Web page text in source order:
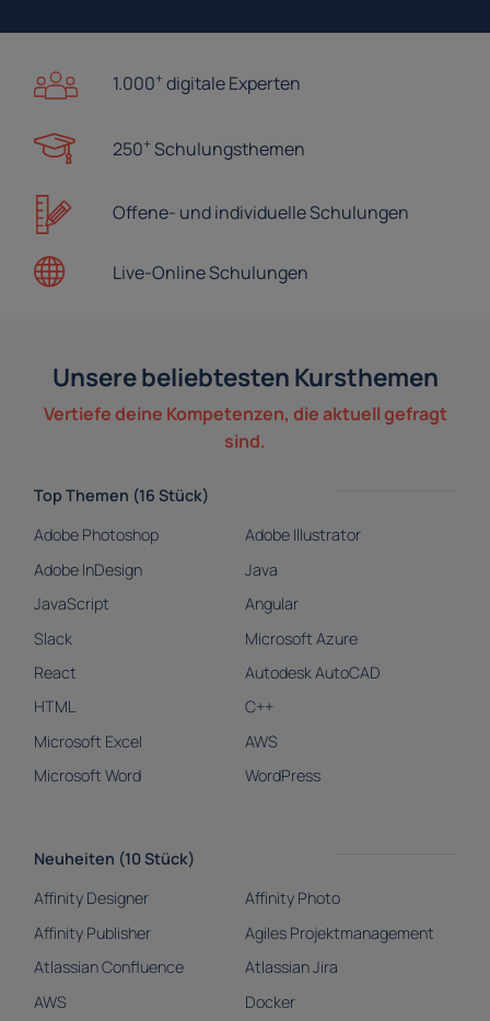
1.000+ digitale Experten
250+ Schulungsthemen
Offene- undindividuelle Schulungen
Live-OnlineSchulungen
Unsere beliebtesten Kursthemen
Vertiefe deine Kompetenzen, die aktuell gefragt
sind.
Top Themen (16 Stück)
Adobe Photoshop
Adobe Illustrator
Adobe InDesign
Java
JavaScript
Angular
Slack
Microsoft Azure
React
Autodesk AutoCAD
HTML
C++
Microsoft Excel
AWS
Microsoft Word
WordPress
Neuheiten (10 Stück)
Affinity Designer
Affinity Photo
Affinity Publisher
Agiles Projektmanagement
Atlassian Confluence
Atlassian Jira
AWS
Docker